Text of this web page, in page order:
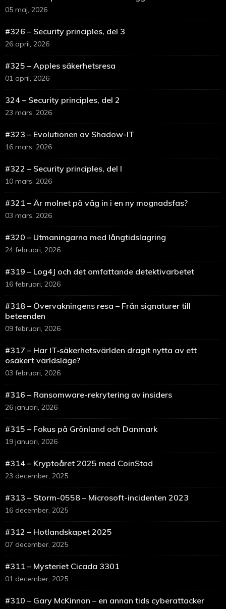
05 maj, 2026
#326 – Security principles, del 3
26 april, 2026
#325 – Apples säkerhetsresa
01 april, 2026
324 – Security principles, del 2
23 mars, 2026
#323 – Evolutionen av Shadow-IT
16 mars, 2026
#322 – Security principles, del I
10 mars, 2026
#321 – Är molnet på väg in i en ny mognadsfas?
03 mars, 2026
#320 – Utmaningarna med långtidslagring
24 februari, 2026
#319 – Log4J och det omfattande detektivarbetet
16 februari, 2026
#318 – Övervakningens resa – Från signaturer till
beteenden
09 februari, 2026
#317 – Har IT‑säkerhetsvärlden dragit nytta av ett
osäkert världsläge?
03 februari, 2026
#316 – Ransomware-rekrytering av insiders
26 januari, 2026
#315 – Fokus på Grönland och Danmark
19 januari, 2026
#314 – Kryptoåret 2025 med CoinStad
23 december, 2025
#313 – Storm-0558 – Microsoft-incidenten 2023
16 december, 2025
#312 – Hotlandskapet 2025
07 december, 2025
#311 – Mysteriet Cicada 3301
01 december, 2025
#310 – Gary McKinnon – en annan tids cyberattacker